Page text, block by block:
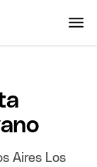
Aires Los